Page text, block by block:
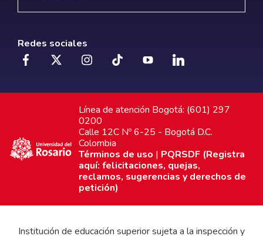
Redes sociales
Línea de atención Bogotá: (601) 297
0200
Calle 12C Nº 6-25 - Bogotá D.C.
Colombia
Términos de uso | PQRSDF (Registra
aquí: felicitaciones, quejas,
reclamos, sugerencias y derechos de
petición)
Institución de educación superior sujeta a la inspección y